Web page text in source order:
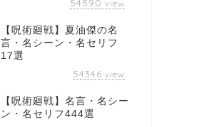
view
【呪術廻戦】夏油傑の名
言・名シーン・名セリフ
17選
54346 view
【呪術廻戦】名言・名シー
ン・名セリフ444選